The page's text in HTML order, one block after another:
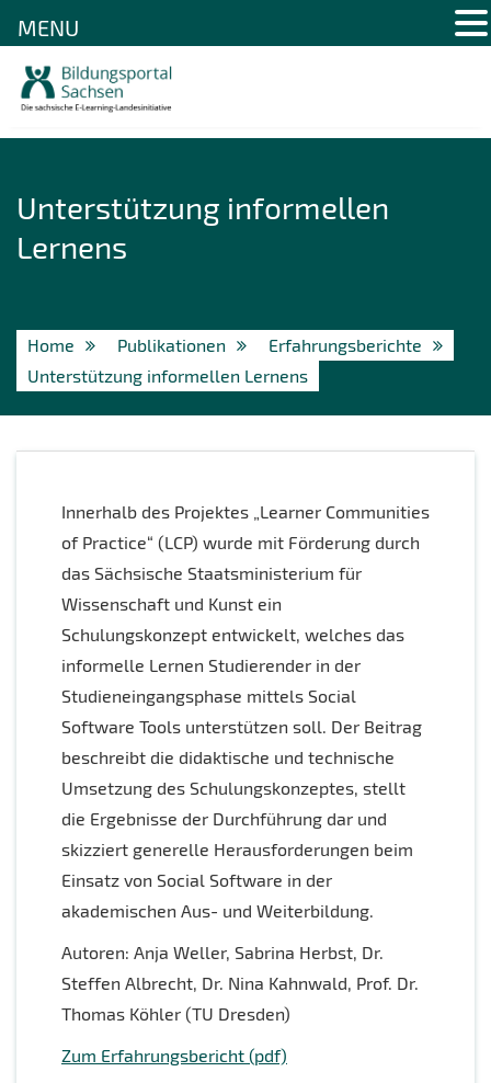
Unterstützung informellen
Lernens
Home Publikationen
Erfahrungsberichte
Unterstützung informellen Lernens
Innerhalb des Projektes „Learner Communities
of Practice“ (LCP) wurde mit Förderung durch
das Sächsische Staatsministerium für
Wissenschaft und Kunst ein
Schulungskonzept entwickelt, welches das
informelle Lernen Studierender in der
Studieneingangsphase mittels Social
Software Tools unterstützen soll. Der Beitrag
beschreibt die didaktische und technische
Umsetzung des Schulungskonzeptes, stellt
die Ergebnisse der Durchführung dar und
skizziert generelle Herausforderungen beim
Einsatz von Social Software in der
akademischen Aus- und Weiterbildung.
Autoren: Anja Weller, Sabrina Herbst, Dr.
Steffen Albrecht, Dr. Nina Kahnwald, Prof. Dr.
Thomas Köhler (TU Dresden)
Zum Erfahrungsbericht (pdf)
MENU